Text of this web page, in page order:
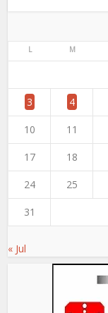
L M
3 4
10 11
17 18
24 25
31
« Jul